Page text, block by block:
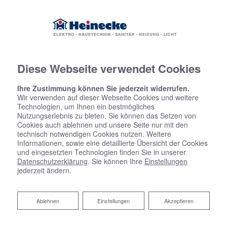
Diese Webseite verwendet Cookies
Ihre Zustimmung können Sie jederzeit widerrufen.
Wir verwenden auf dieser Webseite Cookies und weitere
Technologien, um Ihnen ein bestmögliches
Nutzungserlebnis zu bieten. Sie können das Setzen von
Cookies auch ablehnen und unsere Seite nur mit den
technisch notwendigen Cookies nutzen. Weitere
Informationen, sowie eine detaillierte Übersicht der Cookies
und eingesetzten Technologien finden Sie in unserer
Datenschutzerklärung. Sie können Ihre Einstellungen
jederzeit ändern.
Akzeptieren
Einstellungen
Ablehnen
Ablehnen